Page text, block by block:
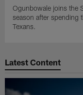
Ogunbowale joins the
season after
Texans.
Latest Content